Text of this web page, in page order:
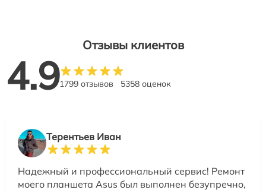
Отзывы клиентов
4.91799 отзывов 5358 оценок
Терентьев Иван
Надежный и профессиональный сервис! Ремонт
моего планшета Asus был выполнен безупречно,